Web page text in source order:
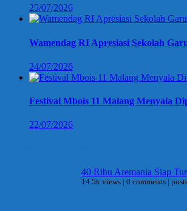
25/07/2026
Wamendag RI Apresiasi Sekolah
24/07/2026
Festival Mbois 11 Malang Menyala
22/07/2026
40 Ribu Aremania Siap
14.5k views | 0 comments |